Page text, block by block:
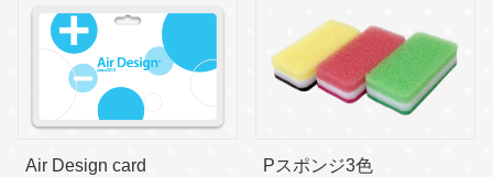
Air Design card Pスポンジ3色